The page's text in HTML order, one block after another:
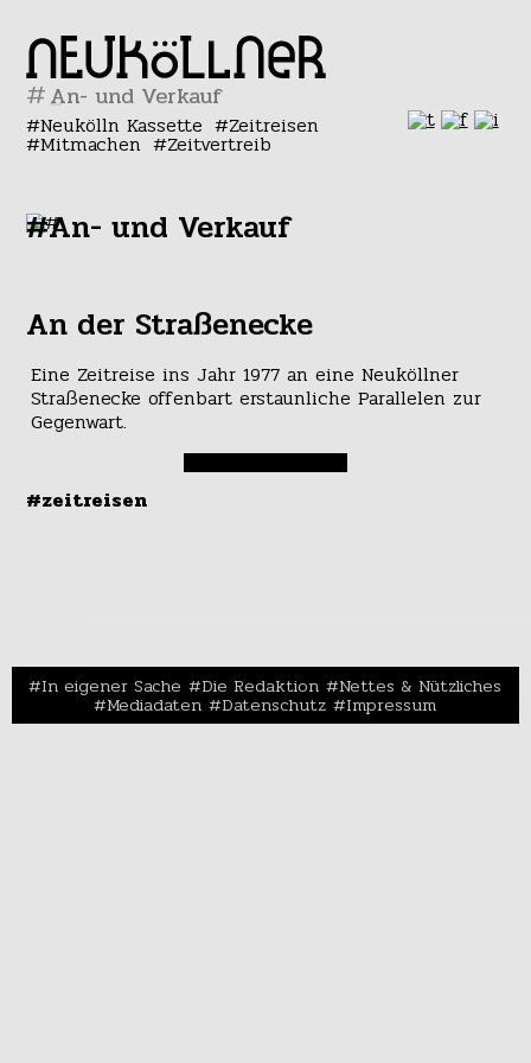
#
Neukölln Kassette Zeitreisen
Mitmachen Zeitvertreib
#An- und Verkauf
An der Straßenecke
Eine Zeitreise ins Jahr 1977 an eine Neuköllner
Straßenecke offenbart erstaunliche Parallelen zur
Gegenwart.
#zeitreisen
In eigener Sache Die Redaktion Nettes & Nützliches
Mediadaten Datenschutz Impressum